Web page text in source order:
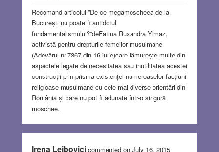
Recomand articolul ”De ce megamoscheea de la
București nu poate fi antidotul
fundamentalismului?”deFatma Ruxandra Ylmaz,
activistă pentru drepturile femeilor musulmane
(Adevărul nr.7367 din 16 iulie)care lămurește multe din
aspectele legate de necesitatea sau inutilitatea acestei
construcții prin prisma existenței numeroaselor facțiuni
religioase musulmane cu cele mai diverse orientări din
România și care nu pot fi adunate într-o singură
moschee.
Irena Leibovicicommented on July 16, 2015